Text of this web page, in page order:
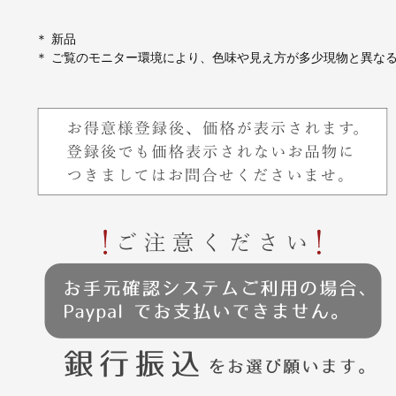
＊ 新品
＊ ご覧のモニター環境により、色味や見え方が多少現物と異な